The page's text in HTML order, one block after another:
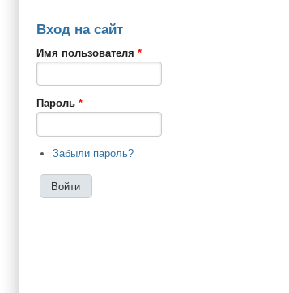
Вход на сайт
Имя пользователя *
Пароль *
Забыли пароль?